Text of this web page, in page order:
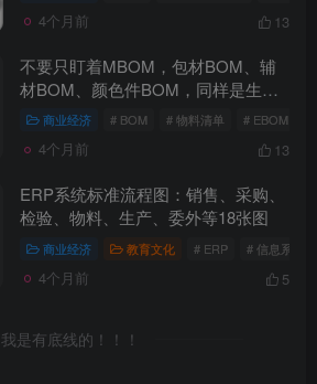
4个月前 13
不要只盯着MBOM，包材BOM、辅
材BOM、颜色件BOM，同样是生产
管理的关键战场
商业经济 # BOM # 物料清单 # EBOM
4个月前 13
ERP系统标准流程图：销售、采购、
检验、物料、生产、委外等18张图
商业经济 教育文化 # ERP # 信息系统
4个月前 5
我是有底线的！！！